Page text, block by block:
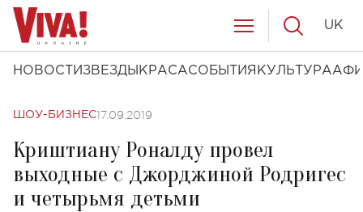
НОВОСТИ ЗВЕЗДЫ КРАСАСОБЫТИЯ КУЛЬТУРА
UK
ШОУ-БИЗНЕС17.09.2019
Криштиану Роналду провел
выходные с Джорджиной Родригес
и четырьмя детьми